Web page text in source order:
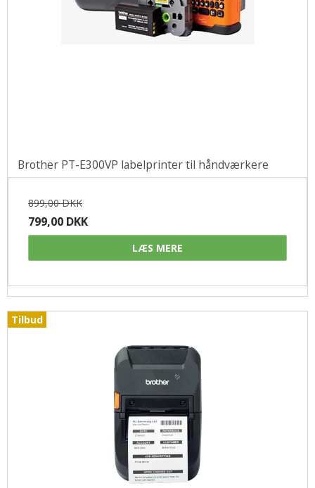
Brother PT-E300VP labelprinter til håndværkere
899,00 DKK
799,00 DKK
LÆS MERE
Tilbud